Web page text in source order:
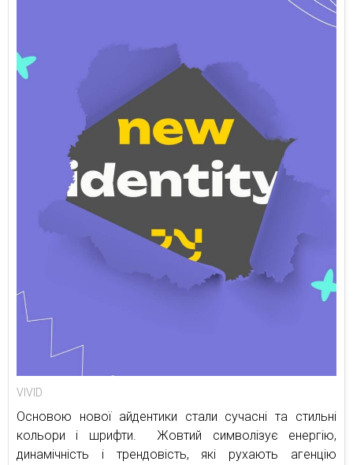
VIVID
Основою нової айдентики стали сучасні та стильні
кольори і шрифти. Жовтий символізує енергію,
динамічність і трендовість, які рухають агенцію